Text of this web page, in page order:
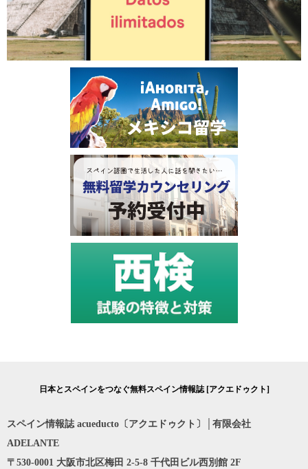
日本とスペインをつなぐ無料スペイン情報誌 [アクエドゥクト]
スペイン情報誌 acueducto〔アクエドゥクト〕│有限会社
ADELANTE
〒530-0001 大阪市北区梅田 2-5-8 千代田ビル西別館 2F